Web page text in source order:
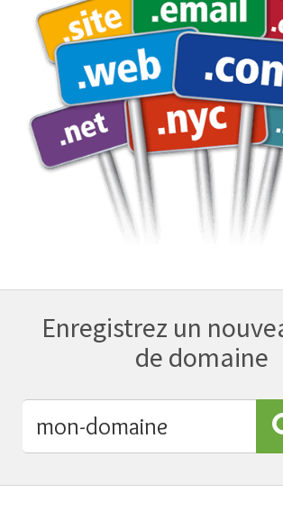
Enregistrez un
de domaine